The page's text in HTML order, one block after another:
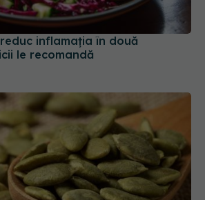
reduc inflamația în două
le recomandă